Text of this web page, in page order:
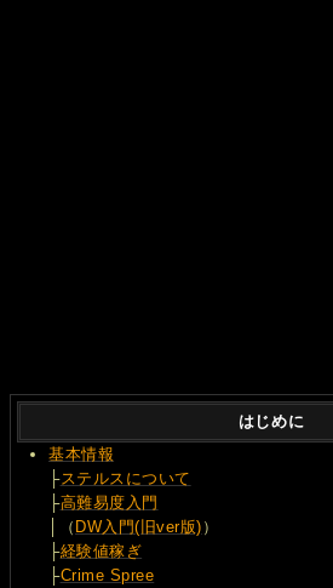
はじめに
基本情報
├ステルスについて
├高難易度入門
│（ DW入門(旧ver版) ）
├経験値稼ぎ
├Crime Spree